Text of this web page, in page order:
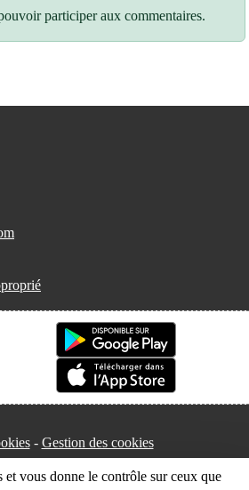
participer aux commentaires.
Gestion des cookies
et vous donne le contrôle sur ceux que